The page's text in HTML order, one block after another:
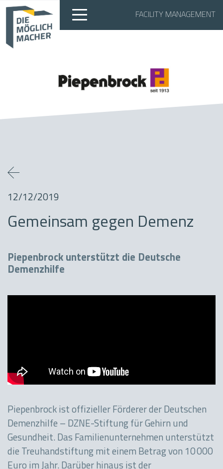
FACILITY MANAGEMENT
12/12/2019
Gemeinsam gegen Demenz
Piepenbrock unterstützt die Deutsche
Demenzhilfe
Piepenbrock ist offizieller Förderer der Deutschen
Demenzhilfe – DZNE-Stiftung für Gehirn und
Gesundheit. Das Familienunternehmen unterstützt
die Treuhandstiftung mit einem Betrag von 10 000
Euro im Jahr. Darüber hinaus ist der